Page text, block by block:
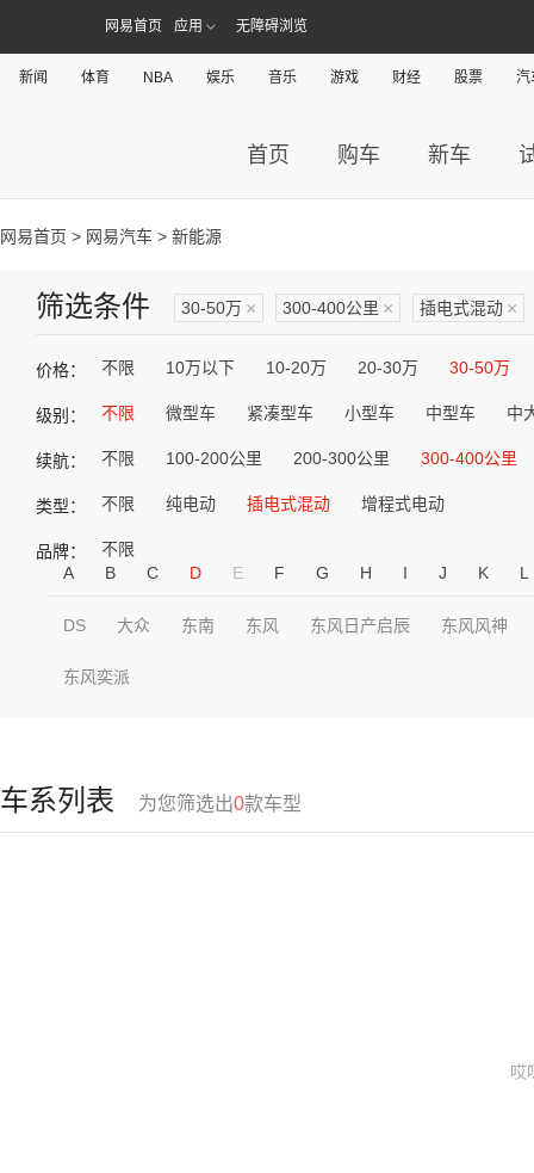
网易首页 应用 无障碍浏览
新闻 体育 NBA 娱乐 音乐 游戏 财经 股票 汽
首页 购车 新车
网易首页 > 网易汽车 > 新能源
筛选条件 30-50万 × 300-400公里 × 插电式混动 ×
价格： 不限 10万以下 10-20万 20-30万 30-50万
级别： 不限 微型车 紧凑型车 小型车 中型车 中
续航： 不限 100-200公里 200-300公里 300-400公里
类型： 不限 纯电动 插电式混动 增程式电动
品牌：
不限
A
B C D E F G H I J K L
DS 大众 东南 东风 东风日产启辰 东风风神
东风奕派
车系列表 为您筛选出0款车型
哎